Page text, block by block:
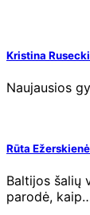
Kristina
Naujausios
Rūta
Baltijos šalių
parodė,